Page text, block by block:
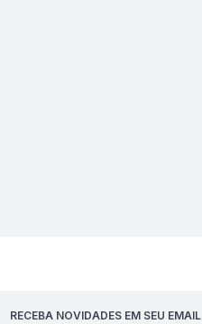
RECEBA NOVIDADES EM SEU EMAIL